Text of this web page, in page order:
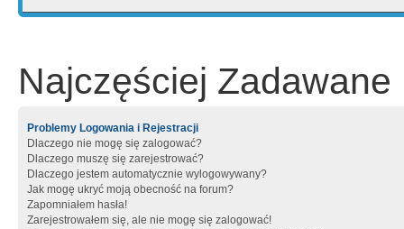
Najczęściej Zadawane
Problemy Logowania i Rejestracji
Dlaczego nie mogę się zalogować?
Dlaczego muszę się zarejestrować?
Dlaczego jestem automatycznie wylogowywany?
Jak mogę ukryć moją obecność na forum?
Zapomniałem hasła!
Zarejestrowałem się, ale nie mogę się zalogować!